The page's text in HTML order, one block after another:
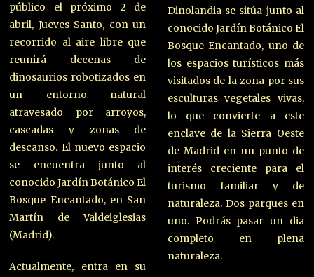
público el próximo 2 de
abril, Jueves Santo, con un
recorrido al aire libre que
reunirá decenas de
dinosaurios robotizados en
un entorno natural
atravesado por arroyos,
cascadas y zonas de
descanso. El nuevo espacio
se encuentra junto al
conocido Jardín Botánico El
Bosque Encantado, en San
Martín de Valdeiglesias
(Madrid).
Actualmente, entra en su
Dinolandia se sitúa junto al
conocido Jardín Botánico El
Bosque Encantado, uno de
los espacios turísticos más
visitados de la zona por sus
esculturas vegetales vivas,
lo que convierte a este
enclave de la Sierra Oeste
de Madrid en un punto de
interés creciente para el
turismo familiar y de
naturaleza. Dos parques en
uno. Podrás pasar un dia
completo en plena
naturaleza.